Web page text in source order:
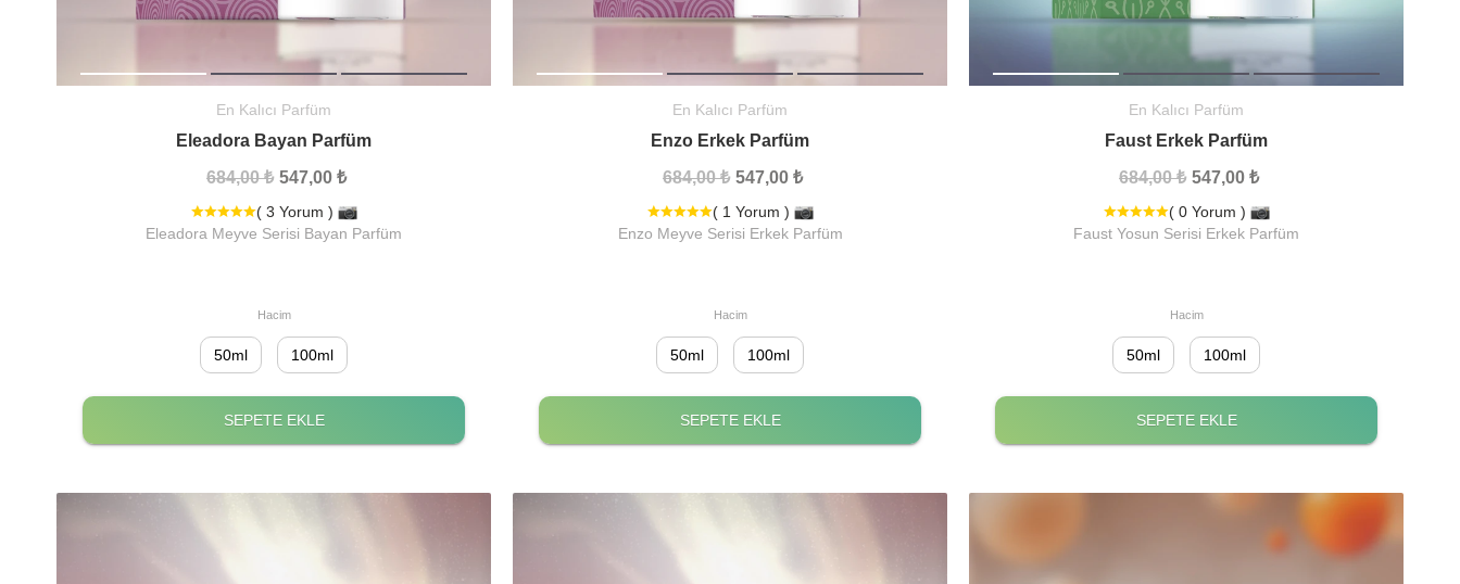
En Kalıcı Parfüm
Eleadora Bayan Parfüm
684,00 ₺ 547,00 ₺
( 3 Yorum )
Eleadora Meyve Serisi Bayan Parfüm
Hacim
50ml 100ml
SEPETE EKLE
En Kalıcı Parfüm
Enzo Erkek Parfüm
684,00 ₺ 547,00 ₺
( 1 Yorum )
Enzo Meyve Serisi Erkek Parfüm
Hacim
50ml 100ml
SEPETE EKLE
En Kalıcı Parfüm
Faust Erkek Parfüm
684,00 ₺ 547,00 ₺
( 0 Yorum )
Faust Yosun Serisi Erkek Parfüm
Hacim
50ml 100ml
SEPETE EKLE